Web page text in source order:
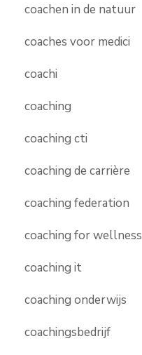
coachen in de natuur
coaches voor medici
coachi
coaching
coaching cti
coaching de carrière
coaching federation
coaching for wellness
coaching it
coaching onderwijs
coachingsbedrijf